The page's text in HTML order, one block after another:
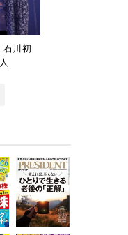
川初